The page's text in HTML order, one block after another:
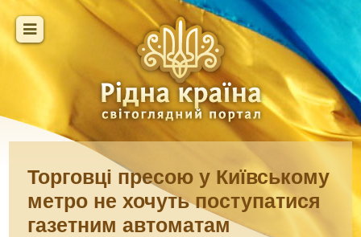
Торговці пресою у Київському
метро не хочуть поступатися
газетним автоматам